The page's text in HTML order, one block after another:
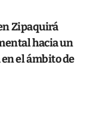
Zipaquirá
hacia un
el ámbito de